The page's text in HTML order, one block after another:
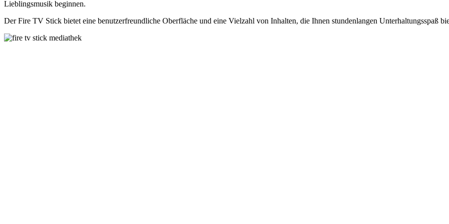
Lieblingsmusik beginnen.
Der Fire TV Stick bietet eine benutzerfreundliche Oberfläche und eine Vielzahl von Inhalten, die Ihnen stundenlangen Unterhaltungsspaß